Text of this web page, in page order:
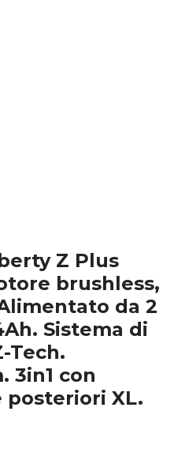
Z Plus
brushless,
da 2
Sistema di
Tech.
3in1 con
posteriori XL.